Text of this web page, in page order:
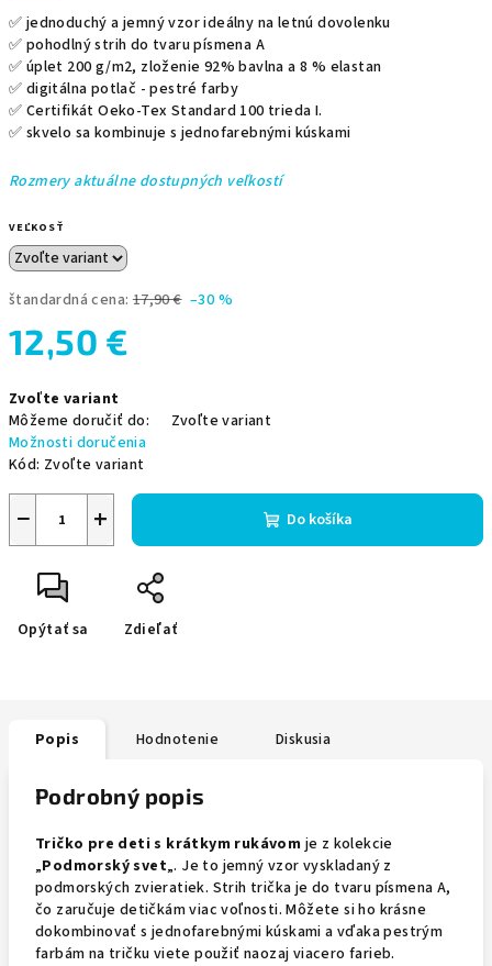
✅ jednoduchý a jemný vzor ideálny na letnú dovolenku
✅ pohodlný strih do tvaru písmena A
✅ úplet 200 g/m2, zloženie 92% bavlna a 8 % elastan
✅ digitálna potlač - pestré farby
✅ Certifikát Oeko-Tex Standard 100 trieda I.
✅ skvelo sa kombinuje s jednofarebnými kúskami
Rozmery aktuálne dostupných veľkostí
VEĽKOSŤ
štandardná cena: 17,90 € –30 %
12,50 €
cena:
Zvoľte variant
Môžeme doručiť do:
Zvoľte variant
Možnosti doručenia
Kód: Zvoľte variant
+
− Do košíka
Opýtať sa Zdieľať
Popis Hodnotenie Diskusia
Podrobný popis
Tričko pre deti s krátkym rukávom je z kolekcie
„Podmorský svet„. Je to jemný vzor vyskladaný z
podmorských zvieratiek. Strih trička je do tvaru písmena A,
čo zaručuje detičkám viac voľnosti. Môžete si ho krásne
dokombinovať s jednofarebnými kúskami a vďaka pestrým
farbám na tričku viete použiť naozaj viacero farieb.